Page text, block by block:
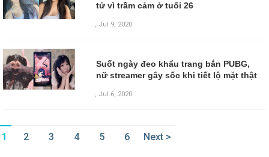
tử vì trầm cảm ở tuổi 26
, Jul 9, 2020
Suốt ngày đeo khẩu trang bắn PUBG,
nữ streamer gây sốc khi tiết lộ mặt thật
, Jul 6, 2020
1 2 3 4 5 6 Next >